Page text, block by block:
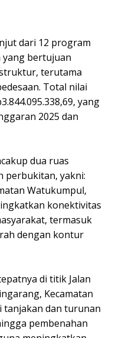
dari 12 program
bertujuan
terutama
Total nilai
yang
2025 dan
dua ruas
perbukitan, yakni:
Watukumpul,
konektivitas
termasuk
dengan kontur
di titik Jalan
Kecamatan
tanjakan dan turunan
pembenahan